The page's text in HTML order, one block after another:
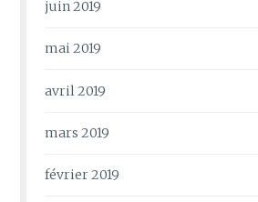
juin 2019
mai 2019
avril 2019
mars 2019
février 2019